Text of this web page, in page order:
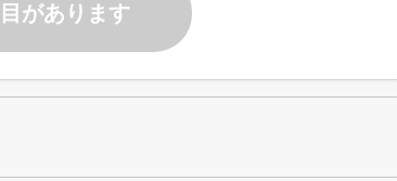
があります